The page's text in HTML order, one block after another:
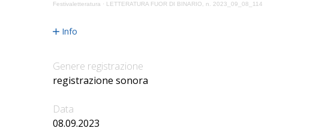
Festivaletteratura · LETTERATURA FUOR DI BINARIO, n. 2023_09_08_114
Info
Genere registrazione
registrazione sonora
Data
08.09.2023